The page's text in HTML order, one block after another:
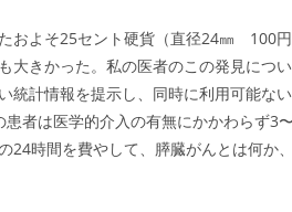
およそ25セント硬貨（直径24㎜ 100
大きかった。私の医者のこの発見につ
統計情報を提示し、同時に利用可能な
者は医学的介入の有無にかかわらず3
24時間を費やして、膵臓がんとは何